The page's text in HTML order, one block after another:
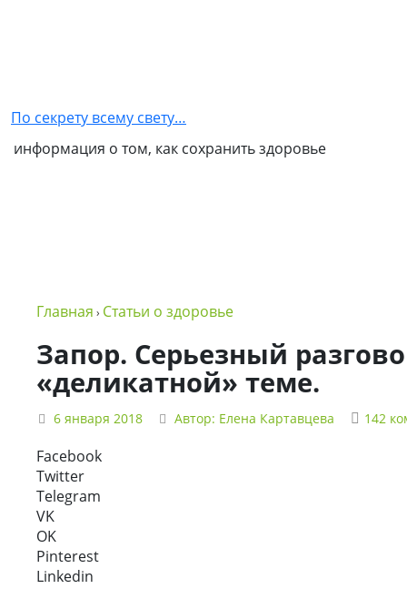
партнером
NSP
в
NSP
Политика
По секрету всему свету…
информация о том, как сохранить здоровье
Главная › Статьи о здоровье
Запор. Серьезный
«деликатной» теме.
6 января 2018 Автор: Елена Картавцева 142
Facebook
Twitter
Telegram
VK
OK
Pinterest
Linkedin